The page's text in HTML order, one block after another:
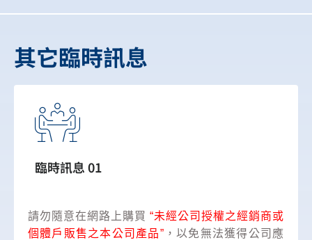
其它臨時訊息
臨時訊息 01
請勿隨意在網路上購買“未經公司授權之經銷商或
個體戶販售之本公司產品” ，以免無法獲得公司應